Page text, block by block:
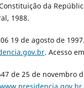
da
1988.
19 de agosto de
. Acesso
de 25 de novembro